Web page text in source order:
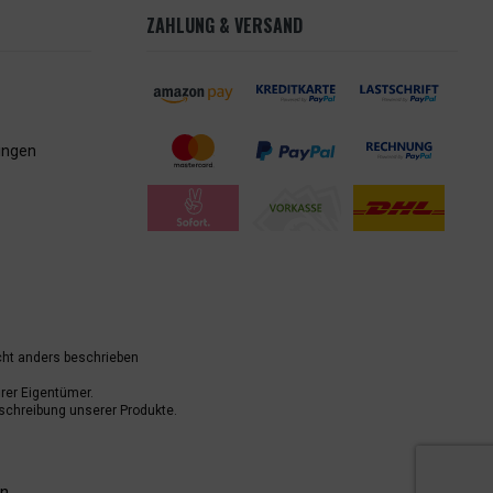
ZAHLUNG & VERSAND
anders beschrieben
Eigentümer.
unserer Produkte.